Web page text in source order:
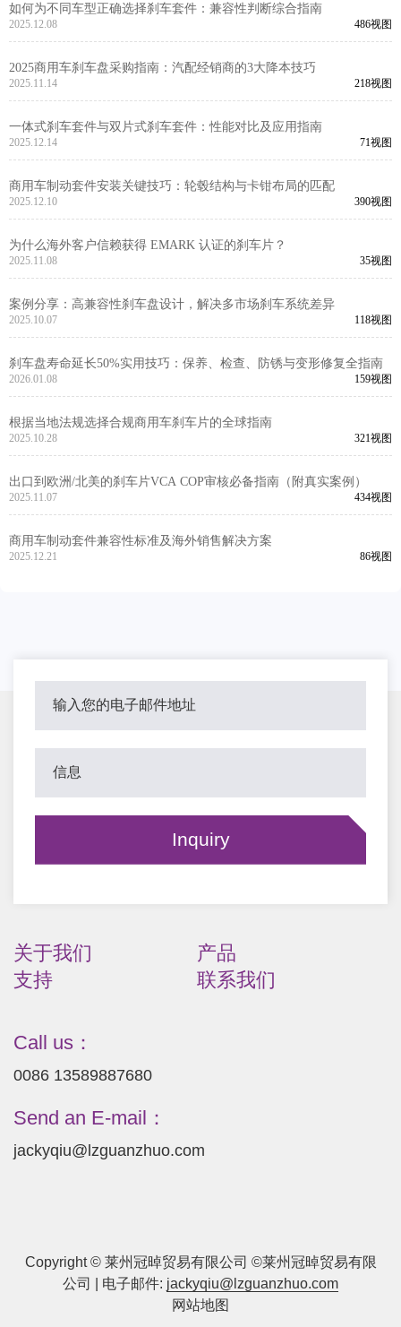
如何为不同车型正确选择刹车套件：兼容性判断综合指南
2025.12.08 486视图
2025商用车刹车盘采购指南：汽配经销商的3大降本技巧
2025.11.14 218视图
一体式刹车套件与双片式刹车套件：性能对比及应用指南
2025.12.14 71视图
商用车制动套件安装关键技巧：轮毂结构与卡钳布局的匹配
2025.12.10 390视图
为什么海外客户信赖获得 EMARK 认证的刹车片？
2025.11.08 35视图
案例分享：高兼容性刹车盘设计，解决多市场刹车系统差异
2025.10.07 118视图
刹车盘寿命延长50%实用技巧：保养、检查、防锈与变形修复全指南
2026.01.08 159视图
根据当地法规选择合规商用车刹车片的全球指南
2025.10.28 321视图
出口到欧洲/北美的刹车片VCA COP审核必备指南（附真实案例）
2025.11.07 434视图
商用车制动套件兼容性标准及海外销售解决方案
2025.12.21 86视图
关于我们
产品
支持
联系我们
Call us：
0086 13589887680
Send an E-mail：
jackyqiu@lzguanzhuo.com
Copyright © 莱州冠晫贸易有限公司 ©莱州冠晫贸易有限
公司 | 电子邮件: jackyqiu@lzguanzhuo.com
网站地图